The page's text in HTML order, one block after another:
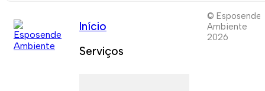
Início
Serviços
© Esposende
Ambiente
2026